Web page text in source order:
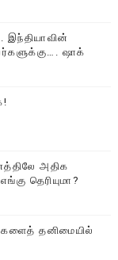
ஷாக்
அதிக
தெரியுமா?
தனிமையில்